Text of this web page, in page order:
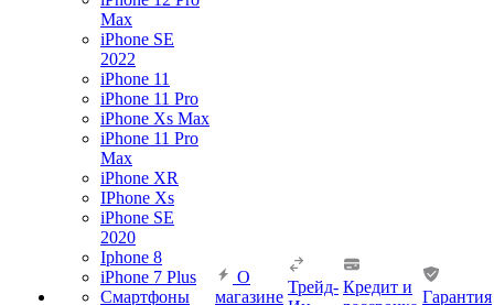
Max
iPhone SE
2022
iPhone 11
iPhone 11 Pro
iPhone Xs Max
iPhone 11 Pro
Max
iPhone XR
IPhone Xs
iPhone SE
2020
Iphone 8
iPhone 7 Plus
Смартфоны
О
магазине
Трейд- Кредит и
Гарантия